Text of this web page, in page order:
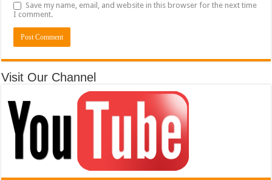
Save my name, email, and website in this browser for the next time
I comment.
Visit Our Channel